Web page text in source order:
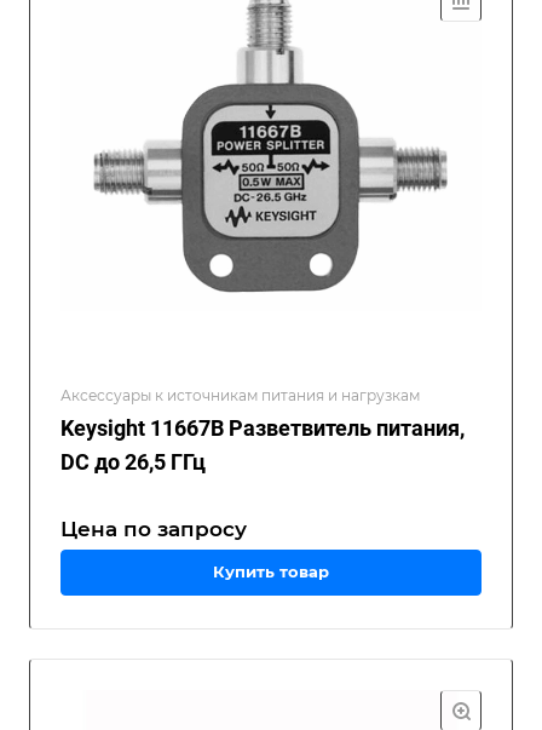
Аксессуары к источникам питания и нагрузкам
Keysight 11667B Разветвитель питания,
DC до 26,5 ГГц
Цена по запросу
Купить товар